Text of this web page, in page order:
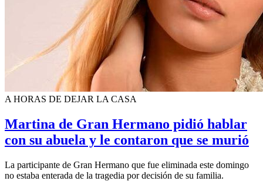
A HORAS DE DEJAR LA CASA
Martina de Gran Hermano pidió hablar
con su abuela y le contaron que se murió
La participante de Gran Hermano que fue eliminada este domingo
no estaba enterada de la tragedia por decisión de su familia.